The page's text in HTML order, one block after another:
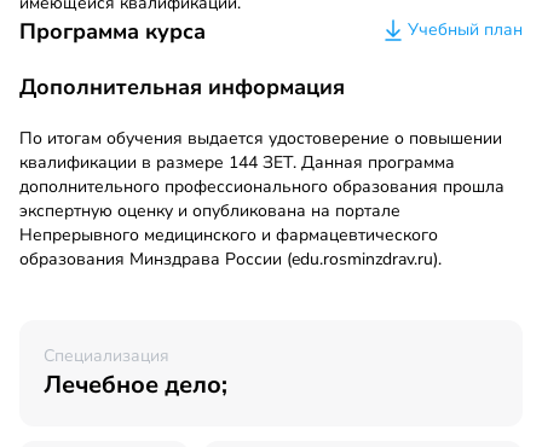
Программа курса Учебный план
Дополнительная информация
По итогам обучения выдается удостоверение о повышении
квалификации в размере 144 ЗЕТ. Данная программа
дополнительного профессионального образования прошла
экспертную оценку и опубликована на портале
Непрерывного медицинского и фармацевтического
образования Минздрава России (edu.rosminzdrav.ru).
Специализация
Лечебное дело;